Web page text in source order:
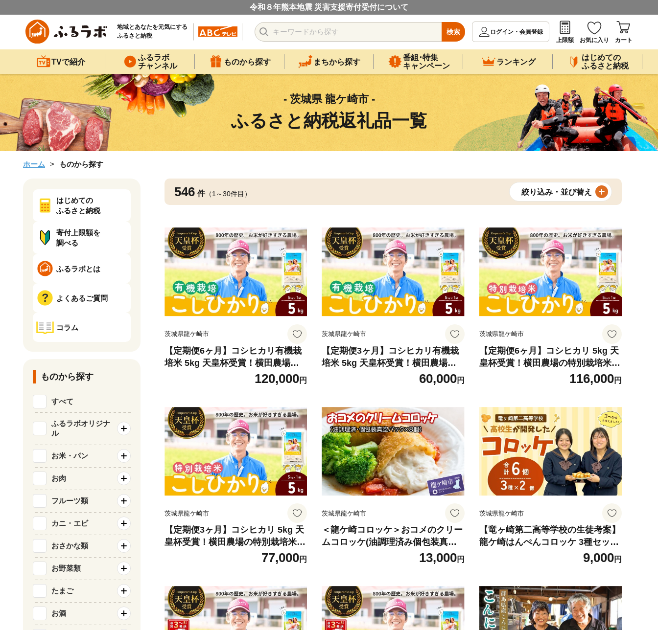
令和８年熊本地震 災害支援寄付受付について
地域とあなたを元気にする
ふるさと納税
検索
ログイン・会員登録
上限額
お気に入り カート
TVで紹介
ふるラボ
チャンネル
ものから探す まちから探す
番組･特集
キャンペーン
ランキング
はじめての
ふるさと納税
- 茨城県 龍ケ崎市 -
ふるさと納税返礼品一覧
ホーム ものから探す
546 件（1～30件目） 絞り込み・並び替え
茨城県龍ケ崎市
【定期便6ヶ月】コシヒカリ有機栽
培米 5kg 天皇杯受賞！横田農場の
こしひかり ❙ こしひかり コシヒカ
リ 厳選米 お米 米 こめ 白米 精米 有
い こだわり おにぎり 天皇杯 受賞
ブランド米 有機 厳選米 人気 農家直
送 産地直送 精米 国産 おすすめ 甘
みが強い ふっくら 艶やか 茨城県 龍
ケ崎市
120,000円
茨城県龍ケ崎市
【定期便3ヶ月】コシヒカリ有機栽
培米 5kg 天皇杯受賞！横田農場の
こしひかり ❙ こしひかり コシヒカ
リ 厳選米 お米 米 こめ 白米 精米 有
い こだわり おにぎり 天皇杯 受賞
ブランド米 有機 厳選米 人気 農家直
送 産地直送 精米 国産 おすすめ 甘
みが強い ふっくら 艶やか 茨城県 龍
ケ崎市
60,000円
茨城県龍ケ崎市
【定期便6ヶ月】コシヒカリ 5kg 天
皇杯受賞！横田農場の特別栽培米こ
しひかり ❙ こしひかり コシヒカリ
厳選米 お米 米 こめ 白米 精米 特別
こだわり おにぎり 天皇杯 受賞 ブラ
ンド米 農薬を抑えた 特別栽培 特別
栽培認証 厳選米 人気 農家直送 産地
直送 精米 国産 おすすめ 甘みが強い
ふっくら 艶やか 茨城県 龍ケ崎市
116,000円
茨城県龍ケ崎市
【定期便3ヶ月】コシヒカリ 5kg 天
皇杯受賞！横田農場の特別栽培米こ
しひかり ❙ こしひかり コシヒカリ
厳選米 お米 米 こめ 白米 精米 特別
こだわり おにぎり 天皇杯 受賞 ブラ
ンド米 農薬を抑えた 特別栽培 特別
栽培認証 厳選米 人気 農家直送 産地
直送 精米 国産 おすすめ 甘みが強い
77,000円
茨城県龍ケ崎市
＜龍ケ崎コロッケ＞おコメのクリー
ムコロッケ(油調理済み個包装真空
パック入り8個)【配送不可地域：離
島】 | コロッケ ころっけ クリーム
菜 おかず おつまみ 国産 レンコン
鶏挽肉 お米 手作り お取り寄せ 小分
け 人気 茨城県 龍ケ崎市
13,000円
茨城県龍ケ崎市
【竜ヶ崎第二高等学校の生徒考案】
龍ケ崎はんぺんコロッケ 3種セット
青のりチーズ ベーコン えだまめ |
コロッケ ころっけ チーズ ベーコン
単 惣菜 おかず おつまみ 高校生 茨
城県 龍ケ崎市
9,000円
はじめての
ふるさと納税
寄付上限額を
調べる
ふるラボとは
よくあるご質問
コラム
ものから探す
すべて
ふるラボオリジナ
ル
お米・パン
お肉
フルーツ類
カニ・エビ
おさかな類
お野菜類
たまご
お酒